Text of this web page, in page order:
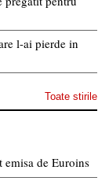
l-ai pierde in
Toate stirile
emisa de Euroins